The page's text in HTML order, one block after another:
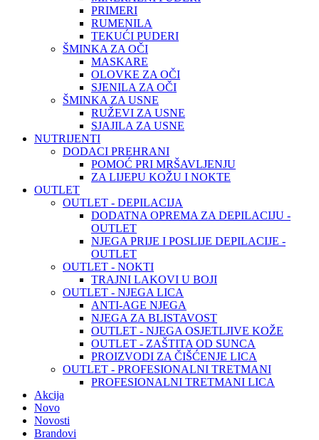
PRIMERI
RUMENILA
TEKUĆI PUDERI
ŠMINKA ZA OČI
MASKARE
OLOVKE ZA OČI
SJENILA ZA OČI
ŠMINKA ZA USNE
RUŽEVI ZA USNE
SJAJILA ZA USNE
NUTRIJENTI
DODACI PREHRANI
POMOĆ PRI MRŠAVLJENJU
ZA LIJEPU KOŽU I NOKTE
OUTLET
OUTLET - DEPILACIJA
DODATNA OPREMA ZA DEPILACIJU -
OUTLET
NJEGA PRIJE I POSLIJE DEPILACIJE -
OUTLET
OUTLET - NOKTI
TRAJNI LAKOVI U BOJI
OUTLET - NJEGA LICA
ANTI-AGE NJEGA
NJEGA ZA BLISTAVOST
OUTLET - NJEGA OSJETLJIVE KOŽE
OUTLET - ZAŠTITA OD SUNCA
PROIZVODI ZA ČIŠĆENJE LICA
OUTLET - PROFESIONALNI TRETMANI
PROFESIONALNI TRETMANI LICA
Akcija
Novo
Novosti
Brandovi